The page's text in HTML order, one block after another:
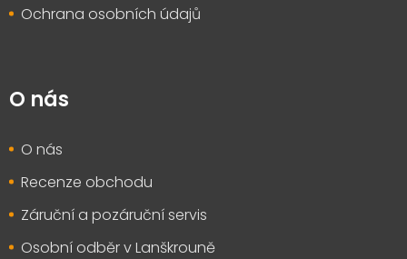
Ochrana osobních údajů
O nás
O nás
Recenze obchodu
Záruční a pozáruční servis
Osobní odběr v Lanškrouně